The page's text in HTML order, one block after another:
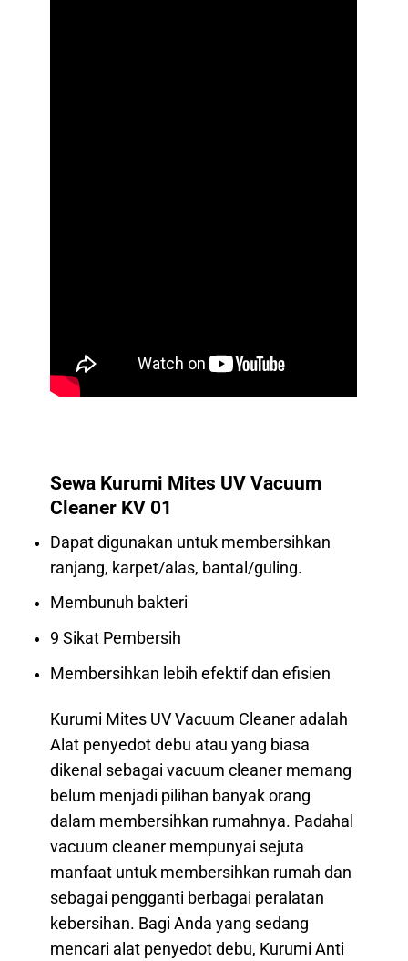
Sewa Kurumi Mites UV Vacuum
Cleaner KV 01
Dapat digunakan untuk membersihkan
ranjang, karpet/alas, bantal/guling.
Membunuh bakteri
9 Sikat Pembersih
Membersihkan lebih efektif dan efisien
Kurumi Mites UV Vacuum Cleaner adalah
Alat penyedot debu atau yang biasa
dikenal sebagai vacuum cleaner memang
belum menjadi pilihan banyak orang
dalam membersihkan rumahnya. Padahal
vacuum cleaner mempunyai sejuta
manfaat untuk membersihkan rumah dan
sebagai pengganti berbagai peralatan
kebersihan. Bagi Anda yang sedang
mencari alat penyedot debu, Kurumi Anti